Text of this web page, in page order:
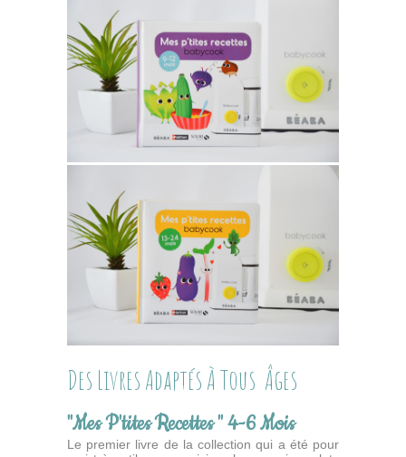
Des Livres Adaptés À Tous Âges
"Mes P'tites Recettes " 4-6 Mois
Le premier livre de la collection qui a été pour